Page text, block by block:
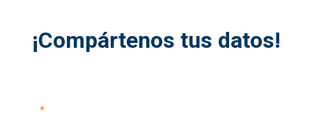
¡Compártenos tus datos!
*